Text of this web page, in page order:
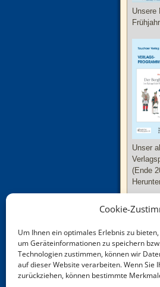
Cookie-
Um Ihnen ein optimales Erlebnis zu
um Geräteinformationen zu speichern
Technologien zustimmen, können wir
auf dieser Website verarbeiten. Wenn
zurückziehen, können bestimmte
Unsere
Unser
(Ende
Neue